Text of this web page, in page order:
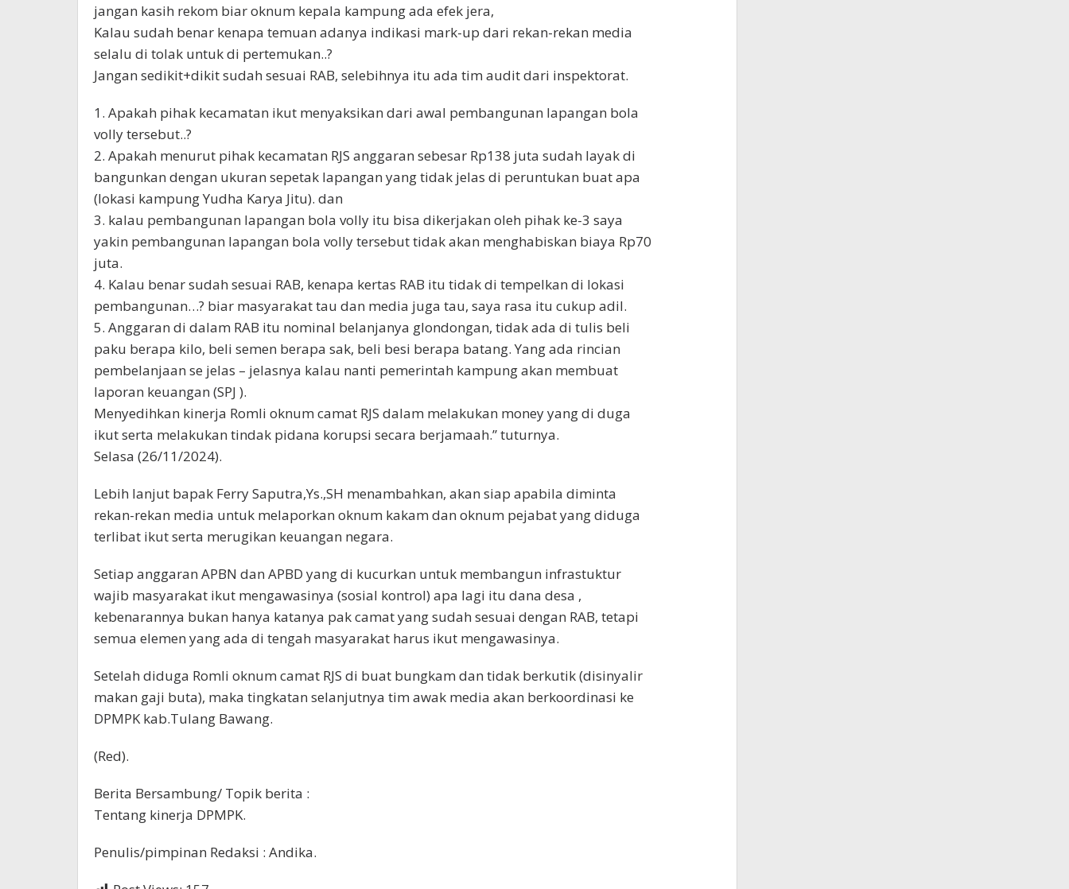
jangan kasih rekom biar oknum kepala kampung ada efek jera,
Kalau sudah benar kenapa temuan adanya indikasi mark-up dari rekan-rekan media
selalu di tolak untuk di pertemukan..?
Jangan sedikit+dikit sudah sesuai RAB, selebihnya itu ada tim audit dari inspektorat.
1. Apakah pihak kecamatan ikut menyaksikan dari awal pembangunan lapangan bola
volly tersebut..?
2. Apakah menurut pihak kecamatan RJS anggaran sebesar Rp138 juta sudah layak di
bangunkan dengan ukuran sepetak lapangan yang tidak jelas di peruntukan buat apa
(lokasi kampung Yudha Karya Jitu). dan
3. kalau pembangunan lapangan bola volly itu bisa dikerjakan oleh pihak ke-3 saya
yakin pembangunan lapangan bola volly tersebut tidak akan menghabiskan biaya Rp70
juta.
4. Kalau benar sudah sesuai RAB, kenapa kertas RAB itu tidak di tempelkan di lokasi
pembangunan…? biar masyarakat tau dan media juga tau, saya rasa itu cukup adil.
5. Anggaran di dalam RAB itu nominal belanjanya glondongan, tidak ada di tulis beli
paku berapa kilo, beli semen berapa sak, beli besi berapa batang. Yang ada rincian
pembelanjaan se jelas – jelasnya kalau nanti pemerintah kampung akan membuat
laporan keuangan (SPJ ).
Menyedihkan kinerja Romli oknum camat RJS dalam melakukan money yang di duga
ikut serta melakukan tindak pidana korupsi secara berjamaah.” tuturnya.
Selasa (26/11/2024).
Lebih lanjut bapak Ferry Saputra,Ys.,SH menambahkan, akan siap apabila diminta
rekan-rekan media untuk melaporkan oknum kakam dan oknum pejabat yang diduga
terlibat ikut serta merugikan keuangan negara.
Setiap anggaran APBN dan APBD yang di kucurkan untuk membangun infrastuktur
wajib masyarakat ikut mengawasinya (sosial kontrol) apa lagi itu dana desa ,
kebenarannya bukan hanya katanya pak camat yang sudah sesuai dengan RAB, tetapi
semua elemen yang ada di tengah masyarakat harus ikut mengawasinya.
Setelah diduga Romli oknum camat RJS di buat bungkam dan tidak berkutik (disinyalir
makan gaji buta), maka tingkatan selanjutnya tim awak media akan berkoordinasi ke
DPMPK kab.Tulang Bawang.
(Red).
Berita Bersambung/ Topik berita :
Tentang kinerja DPMPK.
Penulis/pimpinan Redaksi : Andika.